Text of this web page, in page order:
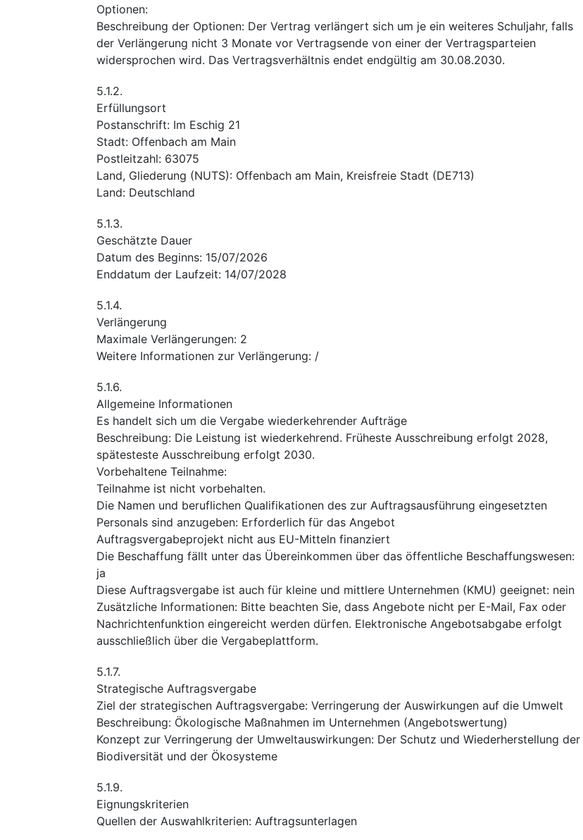
Optionen:
Beschreibung der Optionen: Der Vertrag verlängert sich um je ein weiteres Schuljahr, falls
der Verlängerung nicht 3 Monate vor Vertragsende von einer der Vertragsparteien
widersprochen wird. Das Vertragsverhältnis endet endgültig am 30.08.2030.
5.1.2.
Erfüllungsort
Postanschrift: Im Eschig 21
Stadt: Offenbach am Main
Postleitzahl: 63075
Land, Gliederung (NUTS): Offenbach am Main, Kreisfreie Stadt (DE713)
Land: Deutschland
5.1.3.
Geschätzte Dauer
Datum des Beginns: 15/07/2026
Enddatum der Laufzeit: 14/07/2028
5.1.4.
Verlängerung
Maximale Verlängerungen: 2
Weitere Informationen zur Verlängerung: /
5.1.6.
Allgemeine Informationen
Es handelt sich um die Vergabe wiederkehrender Aufträge
Beschreibung: Die Leistung ist wiederkehrend. Früheste Ausschreibung erfolgt 2028,
spätesteste Ausschreibung erfolgt 2030.
Vorbehaltene Teilnahme:
Teilnahme ist nicht vorbehalten.
Die Namen und beruflichen Qualifikationen des zur Auftragsausführung eingesetzten
Personals sind anzugeben: Erforderlich für das Angebot
Auftragsvergabeprojekt nicht aus EU-Mitteln finanziert
Die Beschaffung fällt unter das Übereinkommen über das öffentliche Beschaffungswesen:
ja
Diese Auftragsvergabe ist auch für kleine und mittlere Unternehmen (KMU) geeignet: nein
Zusätzliche Informationen: Bitte beachten Sie, dass Angebote nicht per E-Mail, Fax oder
Nachrichtenfunktion eingereicht werden dürfen. Elektronische Angebotsabgabe erfolgt
ausschließlich über die Vergabeplattform.
5.1.7.
Strategische Auftragsvergabe
Ziel der strategischen Auftragsvergabe: Verringerung der Auswirkungen auf die Umwelt
Beschreibung: Ökologische Maßnahmen im Unternehmen (Angebotswertung)
Konzept zur Verringerung der Umweltauswirkungen: Der Schutz und Wiederherstellung der
Biodiversität und der Ökosysteme
5.1.9.
Eignungskriterien
Quellen der Auswahlkriterien: Auftragsunterlagen